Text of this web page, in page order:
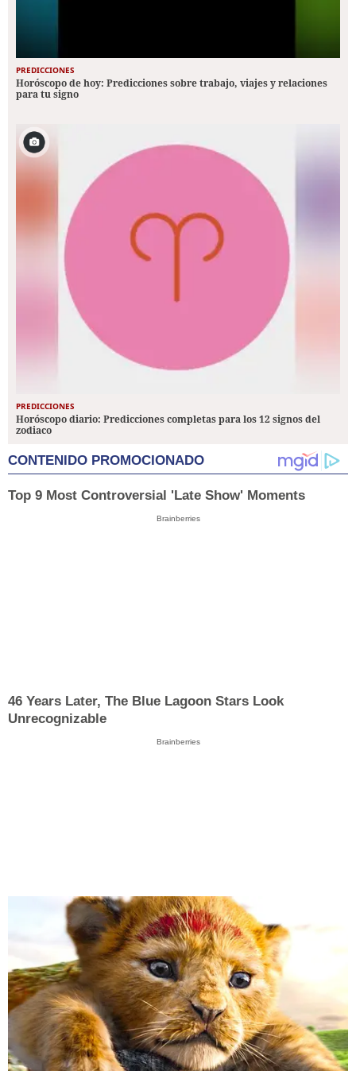
PREDICCIONES
Horóscopo de hoy: Predicciones sobre trabajo, viajes y relaciones
para tu signo
PREDICCIONES
Horóscopo diario: Predicciones completas para los 12 signos del
zodiaco
CONTENIDO PROMOCIONADO
Top 9 Most Controversial 'Late Show' Moments
Brainberries
46 Years Later, The Blue Lagoon Stars Look
Unrecognizable
Brainberries